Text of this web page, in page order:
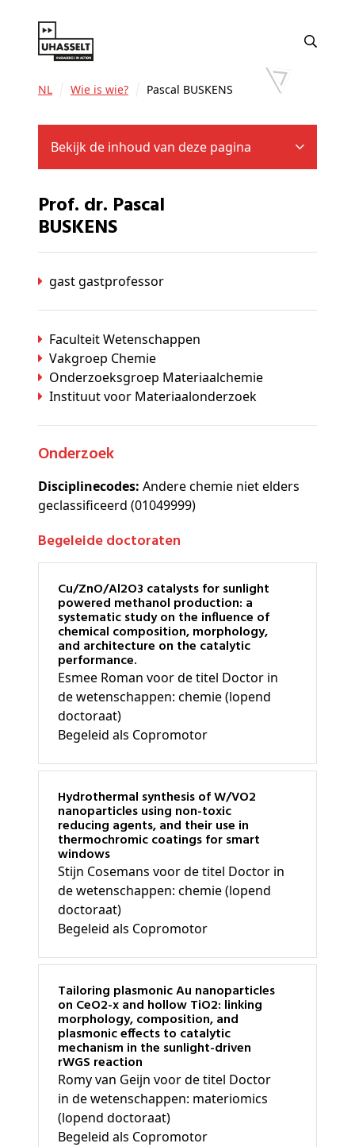
NL Wie is wie? Pascal BUSKENS
Bekijk de inhoud van deze pagina
Prof. dr. Pascal
BUSKENS
gast gastprofessor
Faculteit Wetenschappen
Vakgroep Chemie
Onderzoeksgroep Materiaalchemie
Instituut voor Materiaalonderzoek
Onderzoek
Disciplinecodes: Andere chemie niet elders
geclassificeerd (01049999)
Begeleide doctoraten
Cu/ZnO/Al2O3 catalysts for sunlight
powered methanol production: a
systematic study on the influence of
chemical composition, morphology,
and architecture on the catalytic
performance.
Esmee Roman voor de titel Doctor in
de wetenschappen: chemie (lopend
doctoraat)
Begeleid als Copromotor
Hydrothermal synthesis of W/VO2
nanoparticles using non-toxic
reducing agents, and their use in
thermochromic coatings for smart
windows
Stijn Cosemans voor de titel Doctor in
de wetenschappen: chemie (lopend
doctoraat)
Begeleid als Copromotor
Tailoring plasmonic Au nanoparticles
on CeO2-x and hollow TiO2: linking
morphology, composition, and
plasmonic effects to catalytic
mechanism in the sunlight-driven
rWGS reaction
Romy van Geijn voor de titel Doctor
in de wetenschappen: materiomics
(lopend doctoraat)
Begeleid als Copromotor